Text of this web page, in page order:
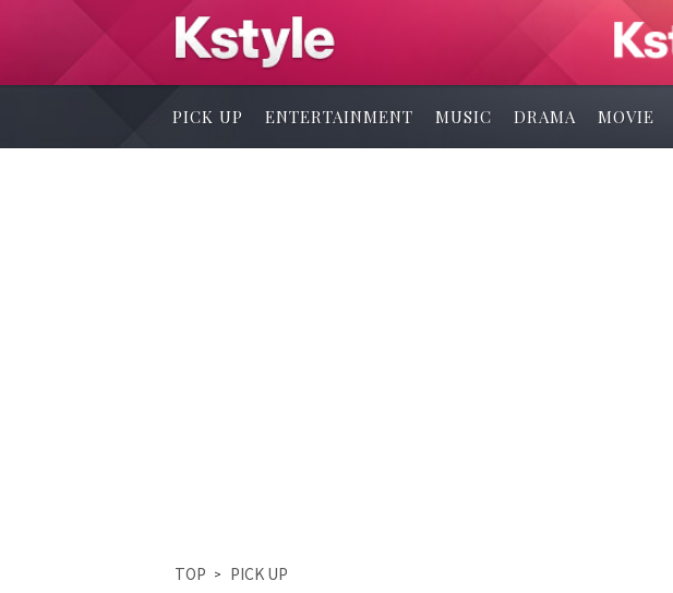
PICK UP ENTERTAINMENT MUSIC DRAMA MOVIE
TOP PICK UP